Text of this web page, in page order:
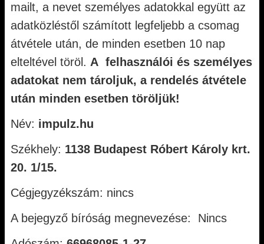
mailt, a nevet személyes adatokkal együtt az
adatközléstől számított legfeljebb a csomag
átvétele után, de minden esetben 10 nap
elteltével töröl. A felhasználói és személyes
adatokat nem tároljuk, a rendelés átvétele
után minden esetben töröljük!
Név: impulz.hu
Székhely: 1138 Budapest Róbert Károly krt.
20. 1/15.
Cégjegyzékszám: nincs
A bejegyző bíróság megnevezése: Nincs